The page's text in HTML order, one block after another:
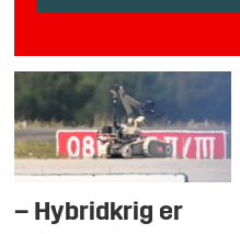
– Hybridkrig er